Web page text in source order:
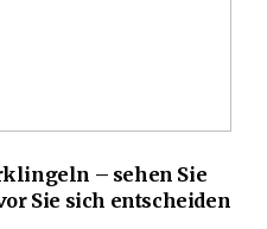
– sehen Sie
Sie sich entscheiden